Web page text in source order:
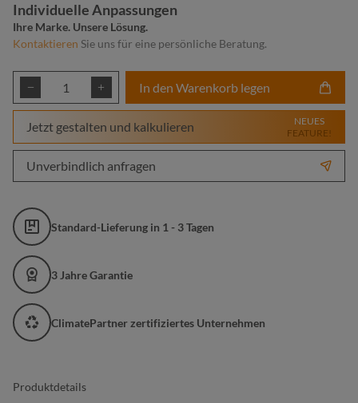
Individuelle Anpassungen
Ihre Marke. Unsere Lösung.
Kontaktieren Sie uns für eine persönliche Beratung.
Produkt Anzahl: Gib den gewünschten
In den Warenkorb legen
Jetzt gestalten und kalkulieren
NEUES
FEATURE!
Unverbindlich anfragen
Standard-Lieferung in 1 - 3 Tagen
3 Jahre Garantie
ClimatePartner zertifiziertes Unternehmen
Produktdetails